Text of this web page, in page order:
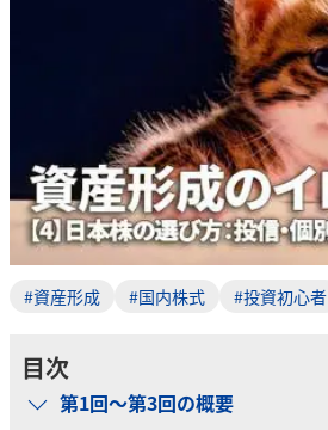
#資産形成 #国内株式 #投資初心者
目次
第1回～第3回の概要